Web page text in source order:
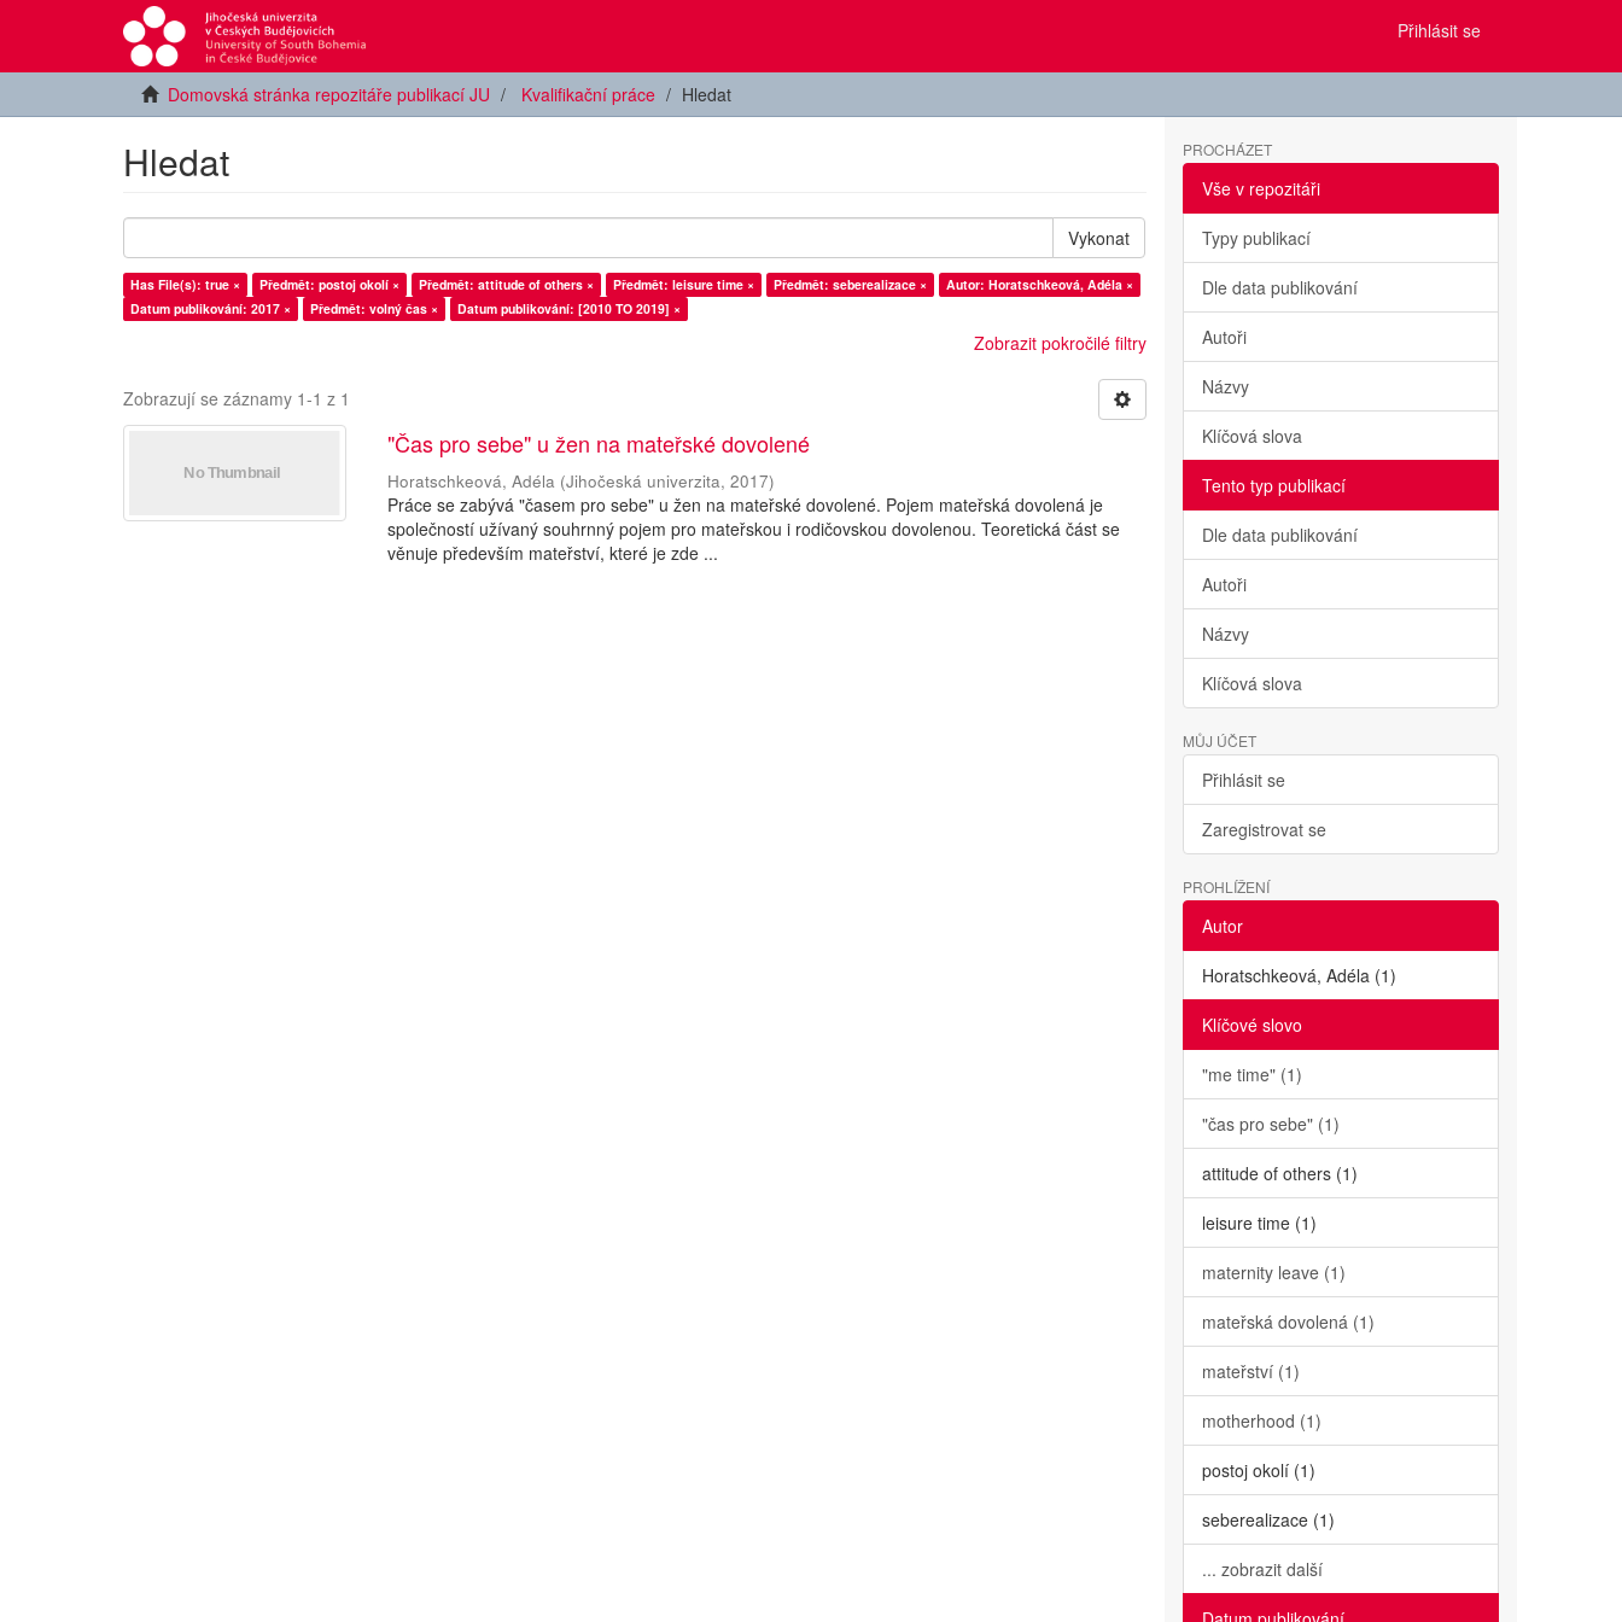
Přihlásit se
Domovská stránka repozitáře publikací JU Kvalifikační práce Hledat
Hledat
Vykonat
Has File(s): true × Předmět: postoj okolí × Předmět: attitude of others × Předmět: leisure time × Předmět: seberealizace ×
Autor: Horatschkeová, Adéla ×
Datum publikování: 2017 ×
Předmět: volný čas × Datum publikování: [2010 TO 2019] ×
Zobrazit pokročilé filtry
Zobrazují se záznamy 1-1 z 1
"Čas pro sebe" u žen na mateřské dovolené
Horatschkeová, Adéla (Jihočeská univerzita,2017)
Práce se zabývá "časem pro sebe" u žen na mateřské dovolené. Pojem mateřská dovolená je
společností užívaný souhrnný pojem pro mateřskou i rodičovskou dovolenou. Teoretická část se
věnuje především mateřství, které je zde ...
PROCHÁZET
Vše v repozitáři
Typy publikací
Dle data publikování
Autoři
Názvy
Klíčová slova
Tento typ publikací
Dle data publikování
Autoři
Názvy
Klíčová slova
MŮJ ÚČET
Přihlásit se
Zaregistrovat se
PROHLÍŽENÍ
Autor
Horatschkeová, Adéla (1)
Klíčové slovo
"me time" (1)
"čas pro sebe" (1)
attitude of others (1)
leisure time (1)
maternity leave (1)
mateřská dovolená (1)
mateřství (1)
motherhood (1)
postoj okolí (1)
seberealizace (1)
... zobrazit další